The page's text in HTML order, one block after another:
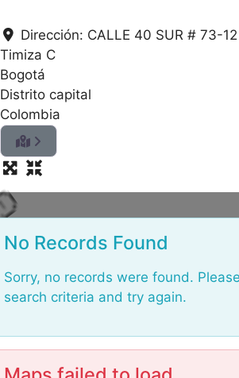
Dirección: CALLE 40 SUR # 73-12
Timiza C
Bogotá
Distrito capital
Colombia
o
a
d
n
g
.
No Records Found
Sorry, no records were found.
search criteria and try again.